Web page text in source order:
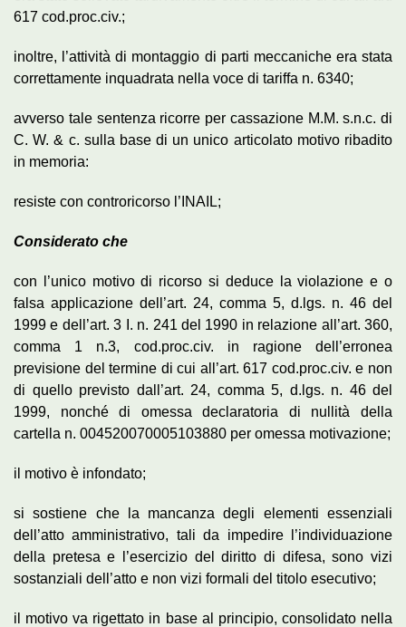
617 cod.proc.civ.;
inoltre, l’attività di montaggio di parti meccaniche era stata
correttamente inquadrata nella voce di tariffa n. 6340;
avverso tale sentenza ricorre per cassazione M.M. s.n.c. di
C. W. & c. sulla base di un unico articolato motivo ribadito
in memoria:
resiste con controricorso l’INAIL;
Considerato che
con l’unico motivo di ricorso si deduce la violazione e o
falsa applicazione dell’art. 24, comma 5, d.lgs. n. 46 del
1999 e dell’art. 3 I. n. 241 del 1990 in relazione all’art. 360,
comma 1 n.3, cod.proc.civ. in ragione dell’erronea
previsione del termine di cui all’art. 617 cod.proc.civ. e non
di quello previsto dall’art. 24, comma 5, d.lgs. n. 46 del
1999, nonché di omessa declaratoria di nullità della
cartella n. 004520070005103880 per omessa motivazione;
il motivo è infondato;
si sostiene che la mancanza degli elementi essenziali
dell’atto amministrativo, tali da impedire l’individuazione
della pretesa e l’esercizio del diritto di difesa, sono vizi
sostanziali dell’atto e non vizi formali del titolo esecutivo;
il motivo va rigettato in base al principio, consolidato nella